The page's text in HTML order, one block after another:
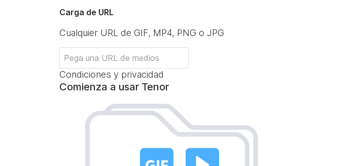
Carga de URL
Cualquier URL de GIF, MP4, PNG o JPG
Condiciones y privacidad
Comienza a usar Tenor